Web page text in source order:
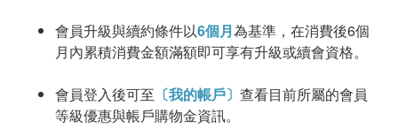
會員升級與續約條件以6個月為基準，在消費後6個
月內累積消費金額滿額即可享有升級或續會資格。
會員登入後可至 〔我的帳戶〕 查看目前所屬的會員
等級優惠與帳戶購物金資訊。